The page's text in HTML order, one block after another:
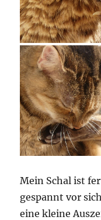
Mein Schal ist
gespannt vor
eine kleine